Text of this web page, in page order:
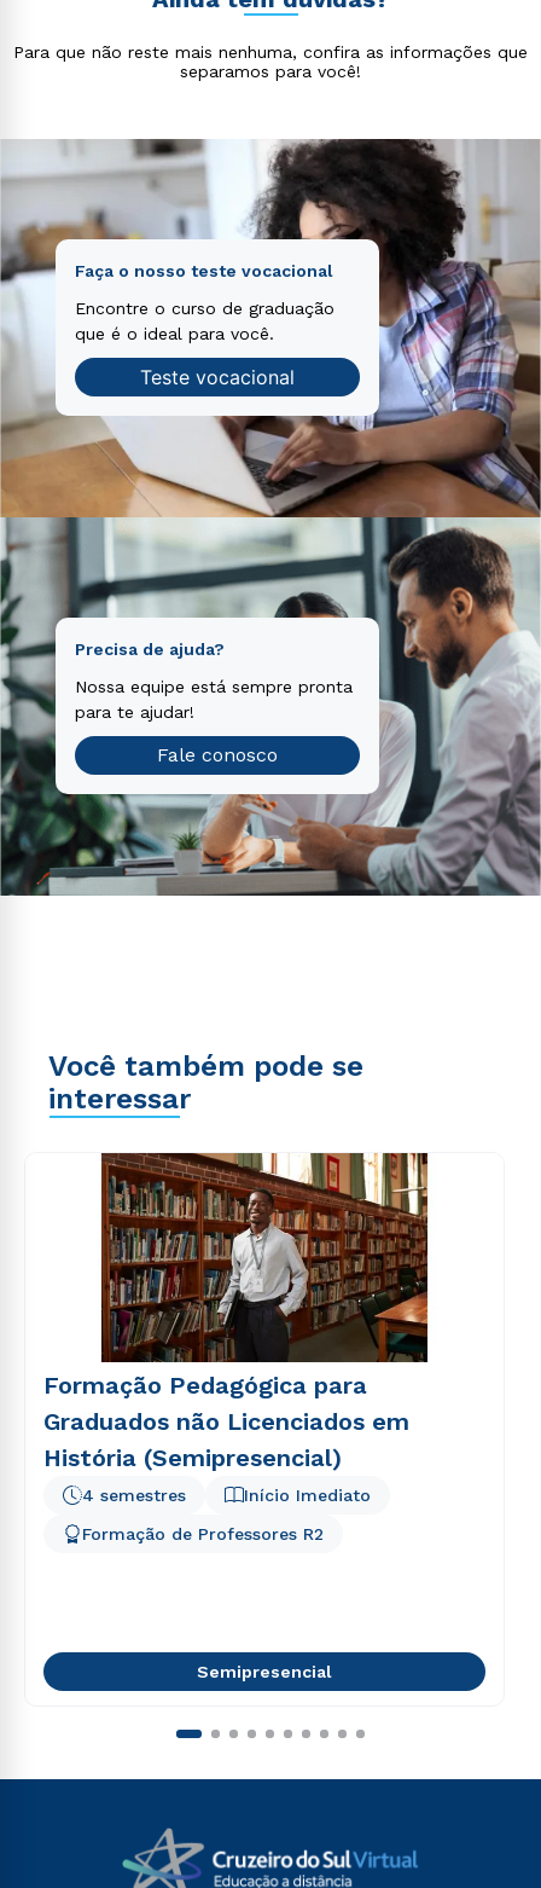
voluptatem sequi nesciunt.
veritatis et quasi architecto beatae vitae dicta sunt
voluptas sit aspernatur aut odit aut fugit, sed quia
consequuntur magni dolores eos qui ratione
Para que não reste mais nenhuma, confira as informações que
separamos para você!
Faça o nosso teste vocacional
Encontre o curso de graduação
que é o ideal para você.
Teste vocacional
Precisa de ajuda?
Nossa equipe está sempre pronta
para te ajudar!
Fale conosco
Você também pode se
interessar
Formação Pedagógica para
Graduados não Licenciados em
História (Semipresencial)
Início Imediato
4 semestres
Formação de Professores R2
Semipresencial